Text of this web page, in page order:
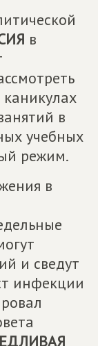
в
в
учебных
режим.
в
и сведут
инфекции